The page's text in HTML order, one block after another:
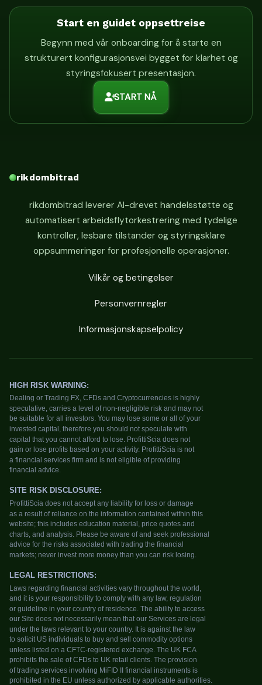
Start en guidet oppsettreise
Begynn med vår onboarding for å starte en
strukturert konfigurasjonsvei bygget for klarhet og
styringsfokusert presentasjon.
START NÅ
rikdombitrad
rikdombitrad leverer AI-drevet handelsstøtte og
automatisert arbeidsflytorkestrering med tydelige
kontroller, lesbare tilstander og styringsklare
oppsummeringer for profesjonelle operasjoner.
Vilkår og betingelser
Personvernregler
Informasjonskapselpolicy